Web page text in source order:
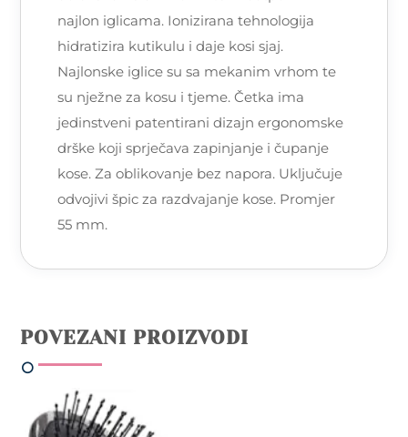
najlon iglicama. Ionizirana tehnologija
hidratizira kutikulu i daje kosi sjaj.
Najlonske iglice su sa mekanim vrhom te
su nježne za kosu i tjeme. Četka ima
jedinstveni patentirani dizajn ergonomske
drške koji sprječava zapinjanje i čupanje
kose. Za oblikovanje bez napora. Uključuje
odvojivi špic za razdvajanje kose. Promjer
55 mm.
POVEZANI PROIZVODI